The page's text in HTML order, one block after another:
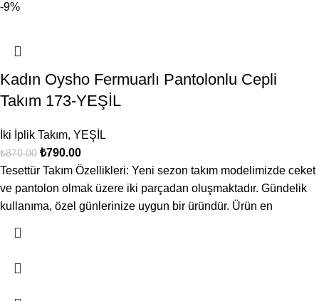
-9%
Kadın Oysho Fermuarlı Pantolonlu Cepli
Takım 173-YEŞİL
İki İplik Takım, YEŞİL
₺870.00 ₺790.00
Tesettür Takım Özellikleri: Yeni sezon takım modelimizde ceket
ve pantolon olmak üzere iki parçadan oluşmaktadır. Gündelik
kullanıma, özel günlerinize uygun bir üründür. Ürün en